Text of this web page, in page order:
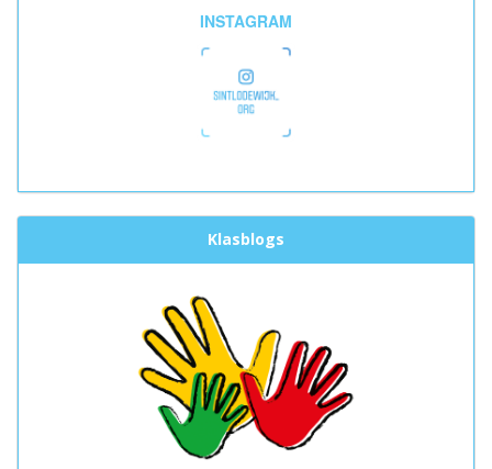
INSTAGRAM
Klasblogs